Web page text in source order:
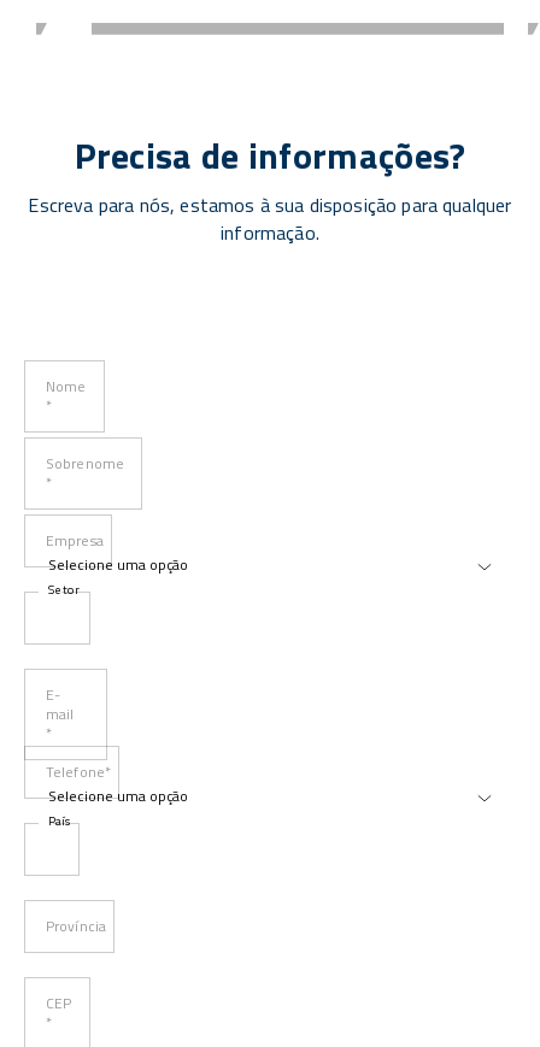
Precisa de informações?
Escreva para nós, estamos à sua disposição para qualquer
informação.
Nome
*
Sobrenome
*
Empresa
Setor
E-
mail
*
Telefone*
País
Província
CEP
*